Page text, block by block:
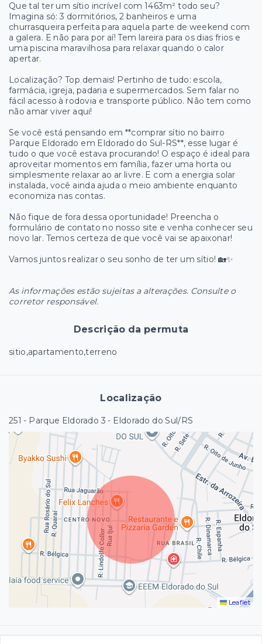
Que tal ter um sítio incrível com 1463m² todo seu?
Imagina só: 3 dormitórios, 2 banheiros e uma
churrasqueira perfeita para aquela parte de weekend com
a galera. E não para por aí! Tem lareira para os dias frios e
uma piscina maravilhosa para relaxar quando o calor
apertar.
Localização? Top demais! Pertinho de tudo: escola,
farmácia, igreja, padaria e supermercados. Sem falar no
fácil acesso à rodovia e transporte público. Não tem como
não amar viver aqui!
Se você está pensando em **comprar sítio no bairro
Parque Eldorado em Eldorado do Sul-RS**, esse lugar é
tudo o que você estava procurando! O espaço é ideal para
aproveitar momentos em família, fazer uma horta ou
simplesmente relaxar ao ar livre. E com a energia solar
instalada, você ainda ajuda o meio ambiente enquanto
economiza nas contas.
Não fique de fora dessa oportunidade! Preencha o
formulário de contato no nosso site e venha conhecer seu
novo lar. Temos certeza de que você vai se apaixonar!
Vamos juntos realizar o seu sonho de ter um sítio! 🏡✨
As informações estão sujeitas a alterações. Consulte o
corretor responsável.
Descrição da permuta
sitio,apartamento,terreno
Localização
251 - Parque Eldorado 3 - Eldorado do Sul/RS
Leaflet